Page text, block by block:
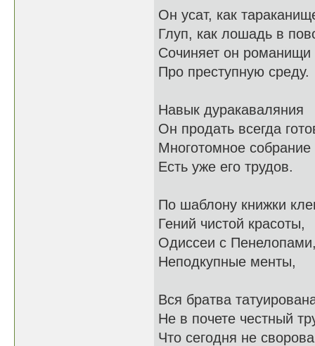
Он усат, как
Глуп, как лошадь в
Сочиняет он романищи
Про преступную среду.
Навык дуракаваляния
Он продать всегда
Многотомное собрание
Есть уже его трудов.
По шаблону книжки
Гений чистой красоты,
Одиссеи с
Неподкупные менты,
Вся братва
Не в почете честный
Что сегодня не